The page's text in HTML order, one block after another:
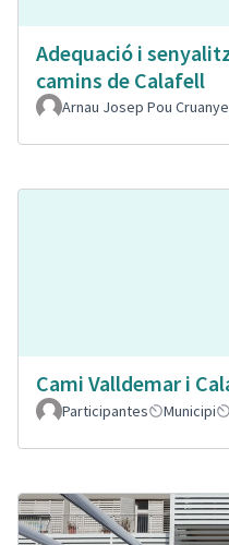
Adequació i
camins de Calafell
Arnau Josep Pou
Cami Valldemar i
Participantes
Municipi